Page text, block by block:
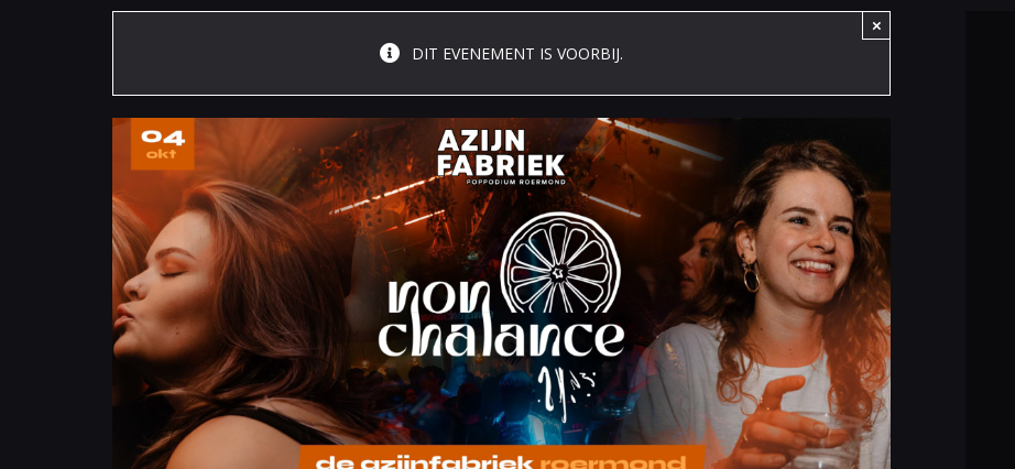
DIT EVENEMENT IS VOORBIJ.
×